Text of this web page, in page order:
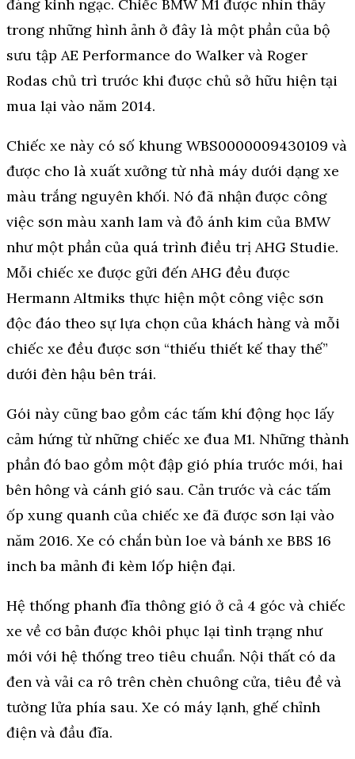
đáng kinh ngạc. Chiếc BMW M1 được nhìn thấy
trong những hình ảnh ở đây là một phần của bộ
sưu tập AE Performance do Walker và Roger
Rodas chủ trì trước khi được chủ sở hữu hiện tại
mua lại vào năm 2014.
Chiếc xe này có số khung WBS0000009430109 và
được cho là xuất xưởng từ nhà máy dưới dạng xe
màu trắng nguyên khối. Nó đã nhận được công
việc sơn màu xanh lam và đỏ ánh kim của BMW
như một phần của quá trình điều trị AHG Studie.
Mỗi chiếc xe được gửi đến AHG đều được
Hermann Altmiks thực hiện một công việc sơn
độc đáo theo sự lựa chọn của khách hàng và mỗi
chiếc xe đều được sơn “thiếu thiết kế thay thế”
dưới đèn hậu bên trái.
Gói này cũng bao gồm các tấm khí động học lấy
cảm hứng từ những chiếc xe đua M1. Những thành
phần đó bao gồm một đập gió phía trước mới, hai
bên hông và cánh gió sau. Cản trước và các tấm
ốp xung quanh của chiếc xe đã được sơn lại vào
năm 2016. Xe có chắn bùn loe và bánh xe BBS 16
inch ba mảnh đi kèm lốp hiện đại.
Hệ thống phanh đĩa thông gió ở cả 4 góc và chiếc
xe về cơ bản được khôi phục lại tình trạng như
mới với hệ thống treo tiêu chuẩn. Nội thất có da
đen và vải ca rô trên chèn chuông cửa, tiêu đề và
tường lửa phía sau. Xe có máy lạnh, ghế chỉnh
điện và đầu đĩa.